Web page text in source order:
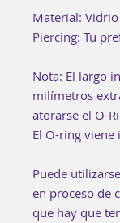
Material: Vidrio
Piercing: Tu
Nota: El largo
milímetros
atorarse el O-
El O-ring viene
Puede
en proceso de
que hay que